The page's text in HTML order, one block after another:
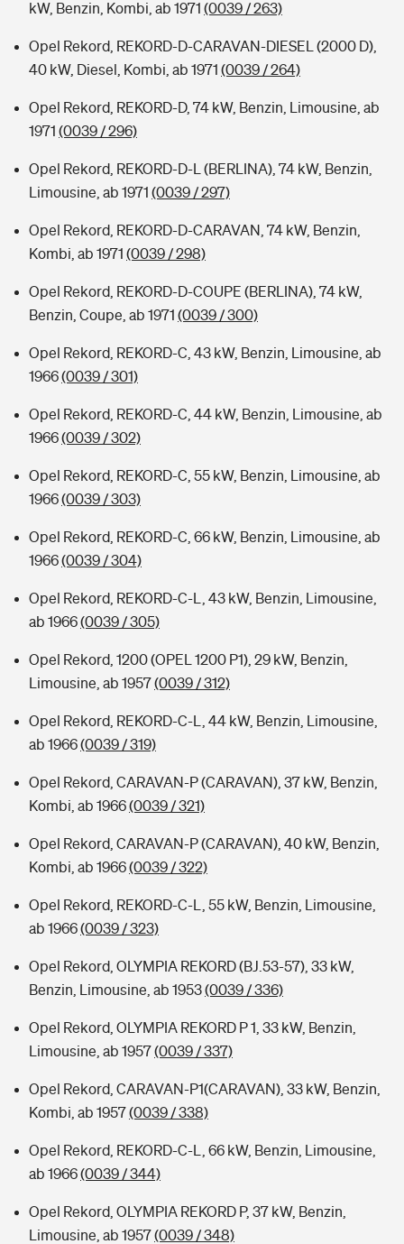
kW, Benzin, Kombi, ab 1971 (0039 / 263)
Opel Rekord, REKORD-D-CARAVAN-DIESEL (2000 D),
40 kW, Diesel, Kombi, ab 1971 (0039 / 264)
Opel Rekord, REKORD-D, 74 kW, Benzin, Limousine, ab
1971 (0039 / 296)
Opel Rekord, REKORD-D-L (BERLINA), 74 kW, Benzin,
Limousine, ab 1971 (0039 / 297)
Opel Rekord, REKORD-D-CARAVAN, 74 kW, Benzin,
Kombi, ab 1971 (0039 / 298)
Opel Rekord, REKORD-D-COUPE (BERLINA), 74 kW,
Benzin, Coupe, ab 1971 (0039 / 300)
Opel Rekord, REKORD-C, 43 kW, Benzin, Limousine, ab
1966(0039 / 301)
Opel Rekord, REKORD-C, 44 kW, Benzin, Limousine, ab
1966(0039 / 302)
Opel Rekord, REKORD-C, 55 kW, Benzin, Limousine, ab
1966(0039 / 303)
Opel Rekord, REKORD-C, 66 kW, Benzin, Limousine, ab
1966(0039 / 304)
Opel Rekord, REKORD-C-L, 43 kW, Benzin, Limousine,
ab 1966(0039 / 305)
Opel Rekord, 1200 (OPEL 1200 P1), 29 kW, Benzin,
Limousine, ab 1957(0039 / 312)
Opel Rekord, REKORD-C-L, 44 kW, Benzin, Limousine,
ab 1966(0039 / 319)
Opel Rekord, CARAVAN-P (CARAVAN), 37 kW, Benzin,
Kombi, ab 1966(0039 / 321)
Opel Rekord, CARAVAN-P (CARAVAN), 40 kW, Benzin,
Kombi, ab 1966(0039 / 322)
Opel Rekord, REKORD-C-L, 55 kW, Benzin, Limousine,
ab 1966(0039 / 323)
Opel Rekord, OLYMPIA REKORD (BJ.53-57), 33 kW,
Benzin, Limousine, ab 1953(0039 / 336)
Opel Rekord, OLYMPIA REKORD P 1, 33 kW, Benzin,
Limousine, ab 1957(0039 / 337)
Opel Rekord, CARAVAN-P1(CARAVAN), 33 kW, Benzin,
Kombi, ab 1957(0039 / 338)
Opel Rekord, REKORD-C-L, 66 kW, Benzin, Limousine,
ab 1966(0039 / 344)
Opel Rekord, OLYMPIA REKORD P, 37 kW, Benzin,
Limousine, ab 1957(0039 / 348)